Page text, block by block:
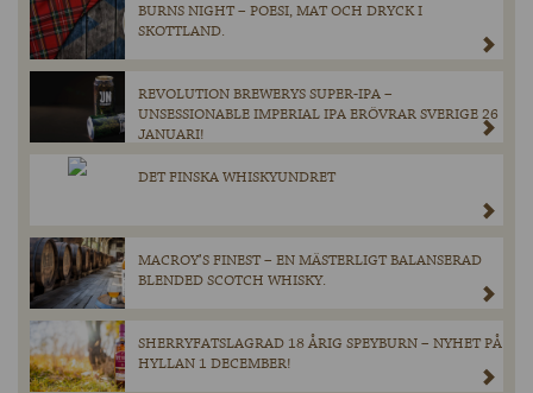
BURNS NIGHT – POESI, MAT OCH DRYCK I
SKOTTLAND.
REVOLUTION BREWERYS SUPER-IPA –
UNSESSIONABLE IMPERIAL IPA ERÖVRAR SVERIGE 26
JANUARI!
DET FINSKA WHISKYUNDRET
MACROY’S FINEST – EN MÄSTERLIGT BALANSERAD
BLENDED SCOTCH WHISKY.
SHERRYFATSLAGRAD 18 ÅRIG SPEYBURN – NYHET PÅ
HYLLAN 1 DECEMBER!